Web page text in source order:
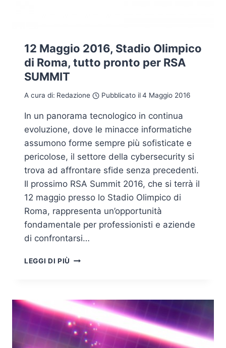
12 Maggio 2016, Stadio Olimpico
di Roma, tutto pronto per RSA
SUMMIT
A cura di: Redazione Pubblicato il4 Maggio 2016
In un panorama tecnologico in continua
evoluzione, dove le minacce informatiche
assumono forme sempre più sofisticate e
pericolose, il settore della cybersecurity si
trova ad affrontare sfide senza precedenti.
Il prossimo RSA Summit 2016, che si terrà il
12 maggio presso lo Stadio Olimpico di
Roma, rappresenta un’opportunità
fondamentale per professionisti e aziende
di confrontarsi…
LEGGI DI PIÙ 12
OLIMPICO
DI
ROMA,
TUTTO
PRONTO